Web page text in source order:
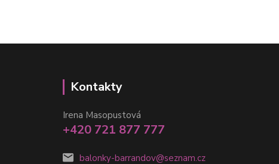
Kontakty
Irena Masopustová
+420 721 877 777
balonky-barrandov@seznam.cz